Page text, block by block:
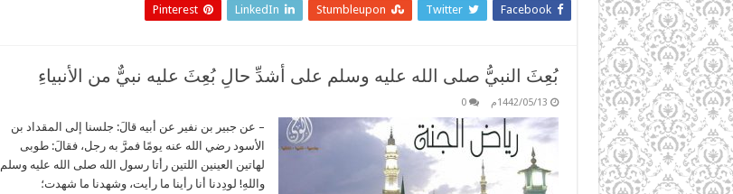
Facebook
Twitter
Stumbleupon
LinkedIn
Pinterest
بُعِثَ النبيُّ صلى الله عليه وسلم على أشدِّ حالِ بُعِثَ عليه نبيٌّ من الأنبياءِ
1442/05/13م 0
– عن جبير بن نفير عن أبيه قالَ: جلسنا إلى المقداد بن
الأسود رضي الله عنه يومًا فمرَّ به رجل، فقالَ: طوبى
لهاتين العينين اللتين رأتا رسول الله صلى الله عليه وسلم
واللهِ! لودِدنا أنا رأينا ما رأيت، وشهدنا ما شهدت؛